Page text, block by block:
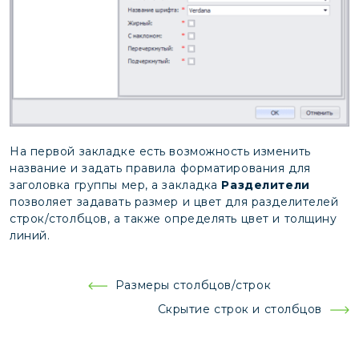
На первой закладке есть возможность изменить
название и задать правила форматирования для
заголовка группы мер, а закладка Разделители
позволяет задавать размер и цвет для разделителей
строк/столбцов, а также определять цвет и толщину
линий.
НавигацияРазмеры столбцов/строк
Скрытие строк и столбцов